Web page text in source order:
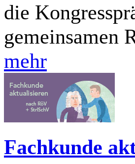
die
gemeinsamen
mehr
Fachkunde